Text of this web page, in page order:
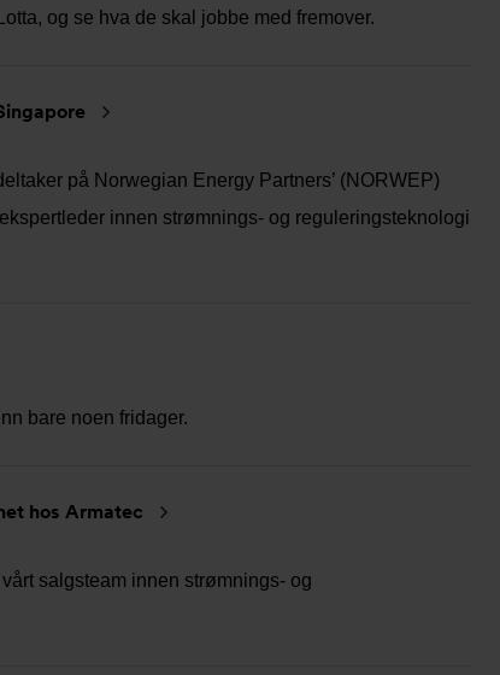
og se hva de skal jobbe med fremover.
på Norwegian Energy Partners’ (NORWEP)
innen strømnings- og reguleringsteknologi
bare noen fridager.
hos Armatec
salgsteam innen strømnings- og